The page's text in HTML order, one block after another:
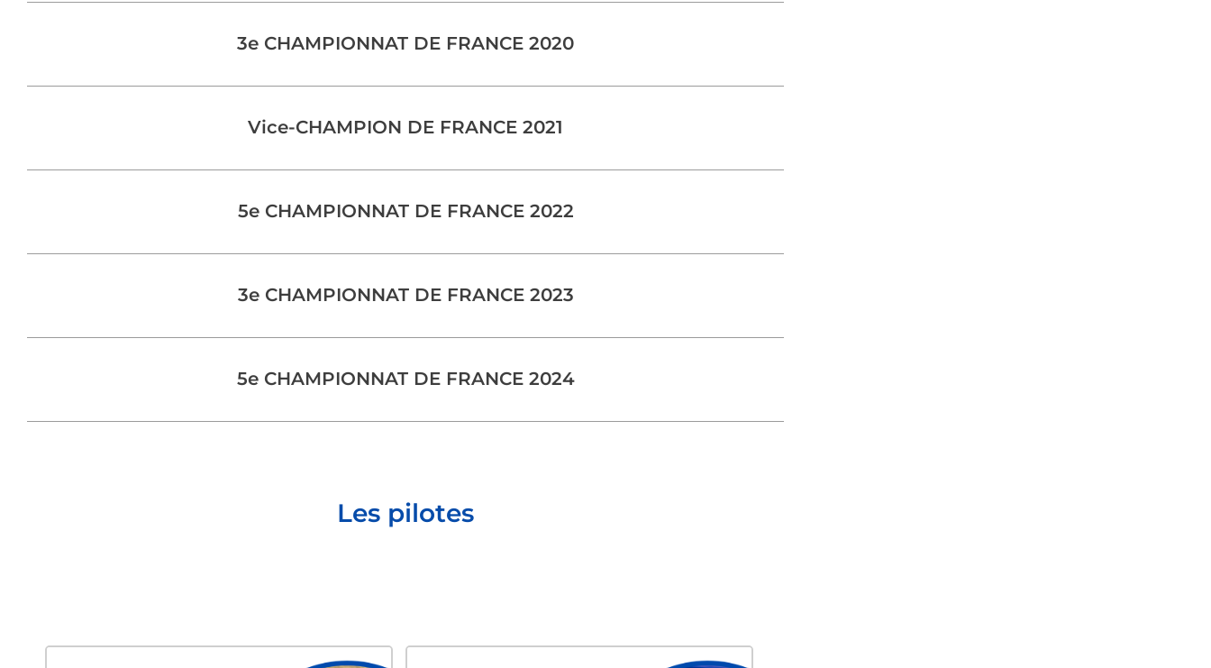
3e CHAMPIONNAT DE FRANCE 2020
Vice-CHAMPION DE FRANCE 2021
5e CHAMPIONNAT DE FRANCE 2022
3e CHAMPIONNAT DE FRANCE 2023
5e CHAMPIONNAT DE FRANCE 2024
Les pilotes